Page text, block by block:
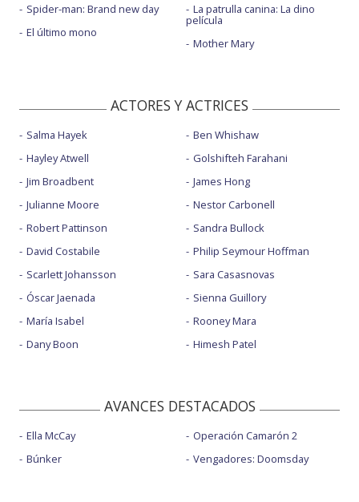
Spider-man: Brand new day
El último mono
La patrulla canina: La dino
película
Mother Mary
ACTORES Y ACTRICES
Salma Hayek
Hayley Atwell
Jim Broadbent
Julianne Moore
Robert Pattinson
David Costabile
Scarlett Johansson
Óscar Jaenada
María Isabel
Dany Boon
Ben Whishaw
Golshifteh Farahani
James Hong
Nestor Carbonell
Sandra Bullock
Philip Seymour Hoffman
Sara Casasnovas
Sienna Guillory
Rooney Mara
Himesh Patel
AVANCES DESTACADOS
Ella McCay
Búnker
Operación Camarón 2
Vengadores: Doomsday